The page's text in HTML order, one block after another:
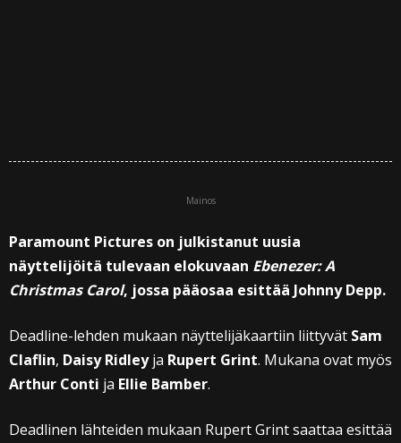
Mainos
Paramount Pictures on julkistanut uusia
näyttelijöitä tulevaan elokuvaan Ebenezer: A
Christmas Carol, jossa pääosaa esittää Johnny Depp.
Deadline-lehden mukaan näyttelijäkaartiin liittyvät Sam
Claflin, Daisy Ridleyja Rupert Grint. Mukana ovat myös
Arthur Conti ja Ellie Bamber.
Deadlinen lähteiden mukaan Rupert Grint saattaa esittää